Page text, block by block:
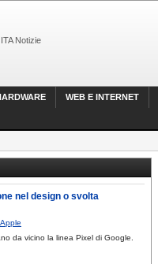
Notizie
WEB E INTERNET
nel design o svolta
Apple
da vicino la linea Pixel di Google.